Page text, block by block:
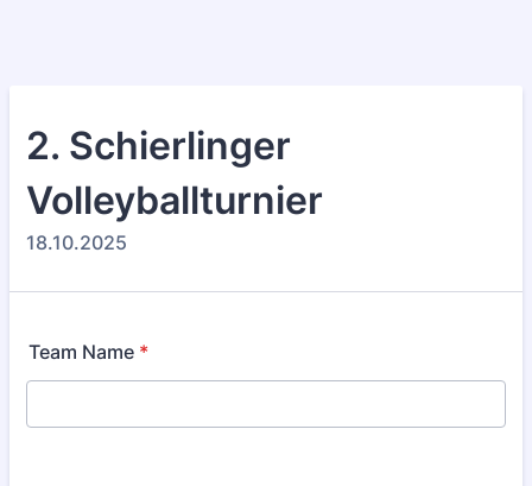
2. Schierlinger
Volleyballturnier
18.10.2025
Team Name *